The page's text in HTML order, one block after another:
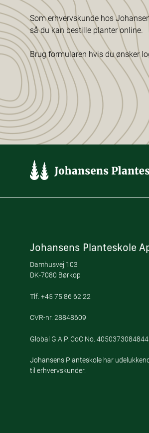
Som erhvervskunde hos
så du kan bestille planter online.
Brug formularen hvis du ønsker
Johansens Planteskole
Damhusvej 103
DK-7080 Børkop
Tlf. +45 75 86 62 22
CVR-nr. 28848609
Global G.A.P. CoC No. 4050373084844
Johansens Planteskole har
til erhvervskunder.